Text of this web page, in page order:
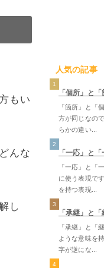
もい
んな
し
人気の記事
1
「個所」と
「箇所」と「
方が同じなの
らかの違い...
2
「一応」と
「一応」と「
に使う表現で
を持つ表現...
3
「承継」と
「承継」と「
ような意味を
字が逆にな...
4